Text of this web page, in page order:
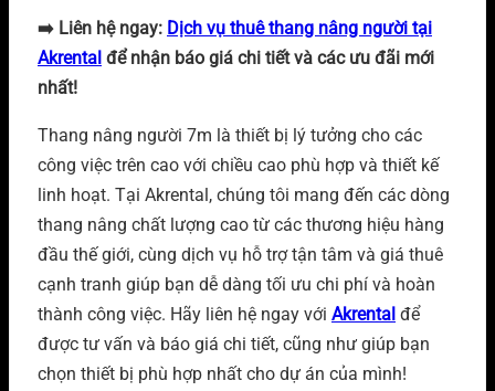
➡️ Liên hệ ngay: Dịch vụ thuê thang nâng người tại
Akrental để nhận báo giá chi tiết và các ưu đãi mới
nhất!
Thang nâng người 7m là thiết bị lý tưởng cho các
công việc trên cao với chiều cao phù hợp và thiết kế
linh hoạt. Tại Akrental, chúng tôi mang đến các dòng
thang nâng chất lượng cao từ các thương hiệu hàng
đầu thế giới, cùng dịch vụ hỗ trợ tận tâm và giá thuê
cạnh tranh giúp bạn dễ dàng tối ưu chi phí và hoàn
thành công việc. Hãy liên hệ ngay với Akrental để
được tư vấn và báo giá chi tiết, cũng như giúp bạn
chọn thiết bị phù hợp nhất cho dự án của mình!